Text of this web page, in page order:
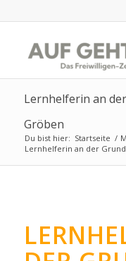
Lernhelferin an
Gröben
Du bist hier: Startseite /
Lernhelferin an der